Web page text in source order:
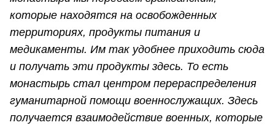
которые находятся на освобожденных
территориях, продукты питания и
медикаменты. Им так удобнее приходить сюда
и получать эти продукты здесь. То есть
монастырь стал центром перераспределения
гуманитарной помощи военнослужащих. Здесь
получается взаимодействие военных, которые